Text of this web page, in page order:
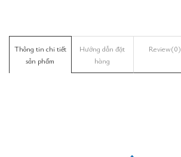
Thông tin chi tiết
sản phẩm
Hướng dẫn đặt
hàng
Review(0)